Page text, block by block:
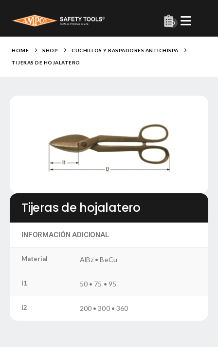
0
HOME SHOP CUCHILLOS Y RASPADORES ANTICHISPA
TIJERAS DE HOJALATERO
Tijeras de hojalatero
INFORMACIÓN ADICIONAL
Material AlBz • BeCu
l1 50 • 75 • 95
l2 200 • 300 • 360